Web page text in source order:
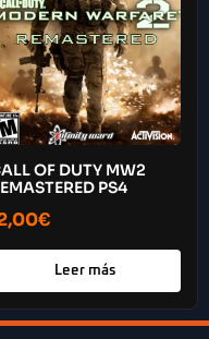
OF DUTY MW2
PS4
€
Leer más